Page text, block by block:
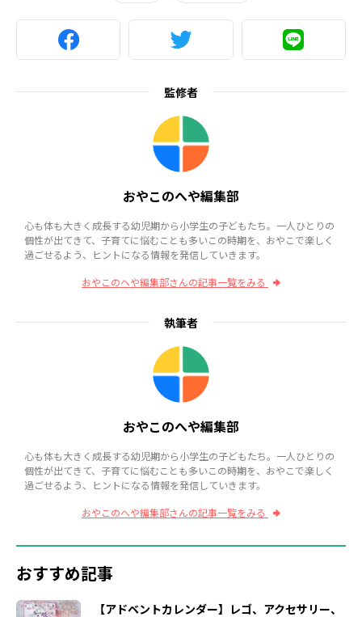
監修者
おやこのへや編集部
心も体も大きく成長する幼児期から小学生の子どもたち。一人ひとりの
個性が出てきて、子育てに悩むことも多いこの時期を、おやこで楽しく
過ごせるよう、ヒントになる情報を発信していきます。
おやこのへや編集部さんの記事一覧をみる
執筆者
おやこのへや編集部
心も体も大きく成長する幼児期から小学生の子どもたち。一人ひとりの
個性が出てきて、子育てに悩むことも多いこの時期を、おやこで楽しく
過ごせるよう、ヒントになる情報を発信していきます。
おやこのへや編集部さんの記事一覧をみる
おすすめ記事
【アドベントカレンダー】レゴ、アクセサリー、